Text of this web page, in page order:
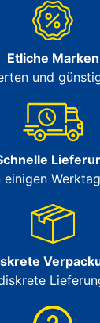
Etliche Marken
und
einigen